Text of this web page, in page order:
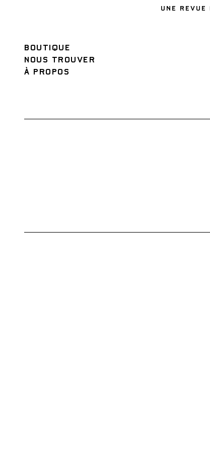
UNE REVUE
BOUTIQUE
NOUS TROUVER
À PROPOS